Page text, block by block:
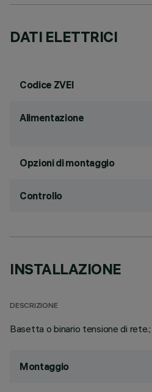
DATI ELETTRICI
Codice ZVEI
Alimentazione
Opzioni di montaggio
Controllo
INSTALLAZIONE
DESCRIZIONE
Basetta o binario tensione di rete.;
Montaggio